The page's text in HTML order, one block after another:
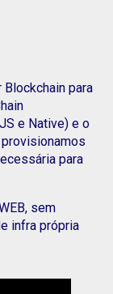
para
e Native) e o
para
sem
infra própria